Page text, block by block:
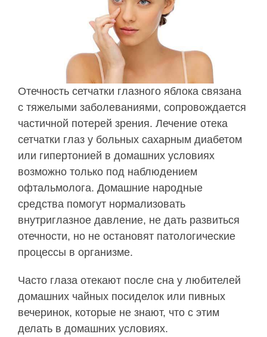
Отечность сетчатки глазного яблока связана
с тяжелыми заболеваниями, сопровождается
частичной потерей зрения. Лечение отека
сетчатки глаз у больных сахарным диабетом
или гипертонией в домашних условиях
возможно только под наблюдением
офтальмолога. Домашние народные
средства помогут нормализовать
внутриглазное давление, не дать развиться
отечности, но не остановят патологические
процессы в организме.
Часто глаза отекают после сна у любителей
домашних чайных посиделок или пивных
вечеринок, которые не знают, что с этим
делать в домашних условиях.